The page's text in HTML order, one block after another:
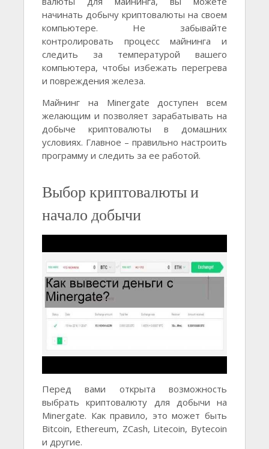
начинать добычу криптовалюты на своем
компьютере. Не забывайте
контролировать процесс майнинга и
следить за температурой вашего
компьютера, чтобы избежать перегрева
и повреждения железа.
Майнинг на Minergate доступен всем
желающим и позволяет зарабатывать на
добыче криптовалюты в домашних
условиях. Главное – правильно настроить
программу и следить за ее работой.
Выбор криптовалюты и
начало добычи
Перед вами открыта возможность
выбрать криптовалюту для добычи на
Minergate. Как правило, это может быть
Bitcoin, Ethereum, ZCash, Litecoin, Bytecoin
и другие.